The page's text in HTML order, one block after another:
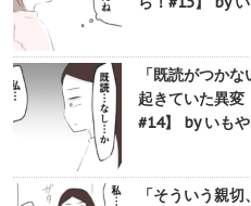
「既読がつか
起きていた異変
#14】 by いも
「そういう親